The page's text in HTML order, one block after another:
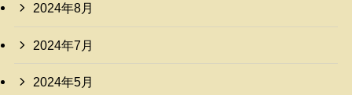
2024年8月
2024年7月
2024年5月